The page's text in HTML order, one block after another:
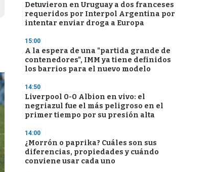
Detuvieron en Uruguay a dos franceses
requeridos por Interpol Argentina por
intentar enviar droga a Europa
15:00
A la espera de una "partida grande de
contenedores", IMM ya tiene definidos
los barrios para el nuevo modelo
14:50
Liverpool 0-0 Albion en vivo: el
negriazul fue el más peligroso en el
primer tiempo por su presión alta
14:00
¿Morrón o paprika? Cuáles son sus
diferencias, propiedades y cuándo
conviene usar cada uno